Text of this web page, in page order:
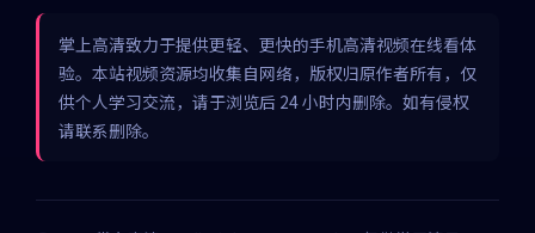
掌上高清致力于提供更轻、更快的手机高清视频在线看体
验。本站视频资源均收集自网络，版权归原作者所有，仅
供个人学习交流，请于浏览后 24 小时内删除。如有侵权
请联系删除。